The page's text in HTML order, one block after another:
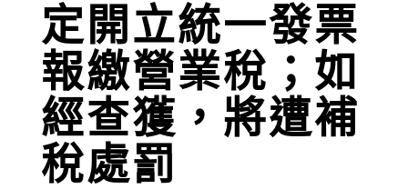
定開立統一發票
報繳營業稅；如
經查獲，將遭補
稅處罰